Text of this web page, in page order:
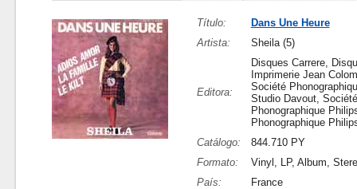
Título:
Dans Une Heure
Artista:
Sheila (5)
Editora:
Disques Carrere,
Imprimerie Jean
Société
Studio Davout, Société
Phonographique
Phonographique
Catálogo:
844.710 PY
Formato:
Vinyl, LP, Album,
País:
France